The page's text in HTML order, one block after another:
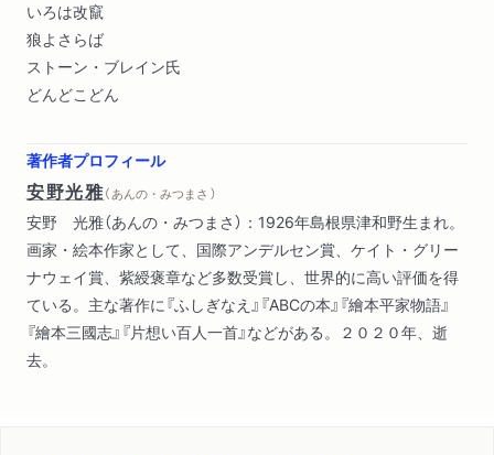
いろは改竄
狼よさらば
ストーン・ブレイン氏
どんどこどん
著作者プロフィール
安野光雅（ あんの・みつまさ ）
安野 光雅（あんの・みつまさ）：1926年島根県津和野生まれ。
画家・絵本作家として、国際アンデルセン賞、ケイト・グリー
ナウェイ賞、紫綬褒章など多数受賞し、世界的に高い評価を得
ている。主な著作に『ふしぎなえ』『ABCの本』『繪本平家物語』
『繪本三國志』『片想い百人一首』などがある。２０２０年、逝
去。